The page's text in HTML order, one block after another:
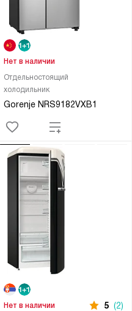
Отдельностоящий
холодильник
Gorenje NRS9182VXB1
Нет в наличии
Нет в наличии 5 (2)